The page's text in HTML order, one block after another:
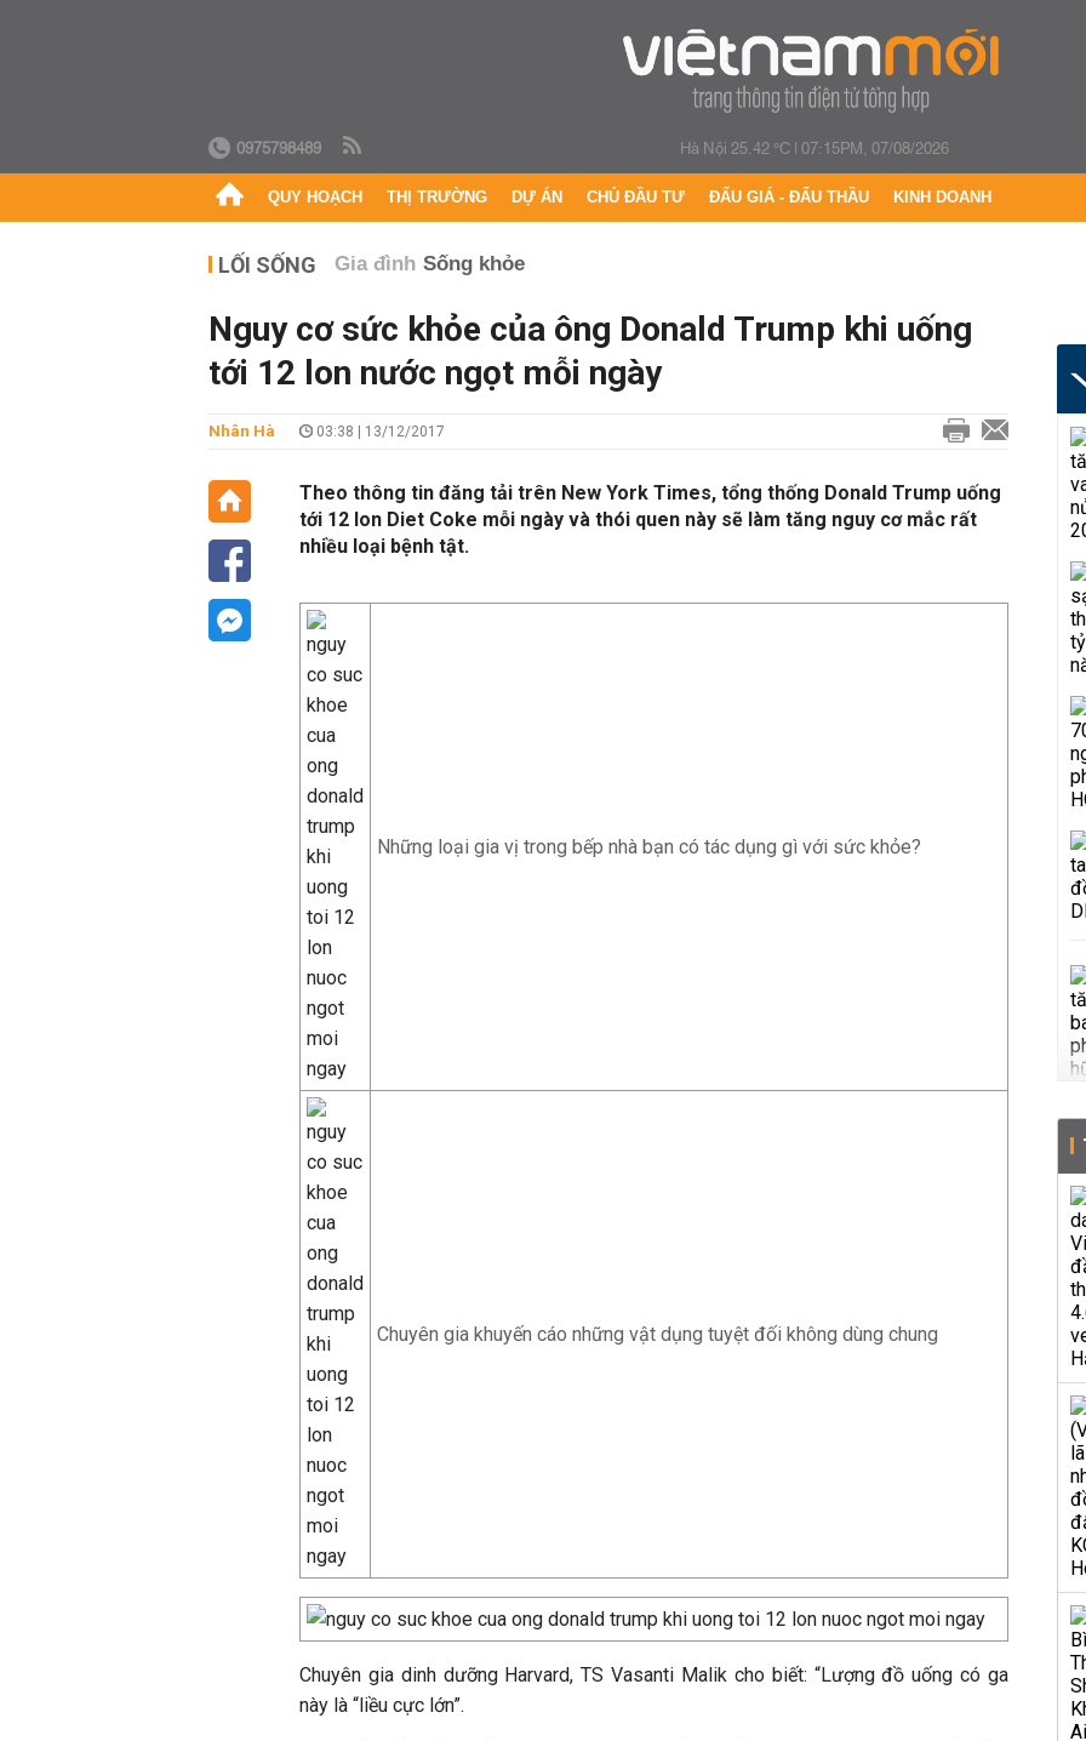
0975798489 Hà Nội 25.42 °C|07:15PM, 07/08/2026
QUY HOẠCH THỊ TRƯỜNG DỰ ÁN CHỦ ĐẦU TƯ ĐẤU GIÁ - ĐẤU THẦU KINH DOANH
LỐI SỐNG Gia đình Sống khỏe
Nguy cơ sức khỏe của ông Donald Trump khi uống
tới 12 lon nước ngọt mỗi ngày
Nhân Hà 03:38 | 13/12/2017
Theo thông tin đăng tải trên New York Times, tổng thống Donald Trump uống
tới 12 lon Diet Coke mỗi ngày và thói quen này sẽ làm tăng nguy cơ mắc rất
nhiều loại bệnh tật.
Những loại gia vị trong bếp nhà bạn có tác dụng gì với sức khỏe?
Chuyên gia khuyến cáo những vật dụng tuyệt đối không dùng chung
Chuyên gia dinh dưỡng Harvard, TS Vasanti Malik cho biết: “Lượng đồ uống có ga
này là “liều cực lớn”.